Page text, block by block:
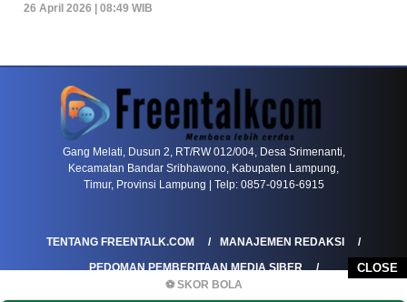
CLOSE
⚽ SKOR BOLA
26 April 2026 | 08:49 WIB
PETIR800 LOGIN PETIR800 Bagaimana Kasino Online Menjadi Bagian
Gang Melati, Dusun 2, RT/RW 012/004, Desa Srimenanti,
Kecamatan Bandar Sribhawono, Kabupaten Lampung,
Timur, Provinsi Lampung | Telp: 0857-0916-6915
TENTANG FREENTALK.COM
MANAJEMEN REDAKSI
PEDOMAN PEMBERITAAN MEDIA SIBER
PEDOMAN PEMBERITAAN RAMAH ANAK